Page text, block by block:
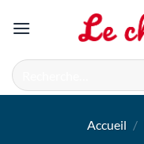
Recherche
pour :
Accueil /